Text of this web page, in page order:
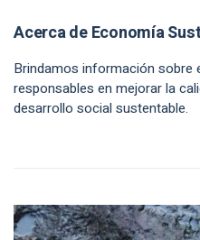
Acerca de Economía
Brindamos información sobre
responsables en mejorar la
desarrollo social sustentable.